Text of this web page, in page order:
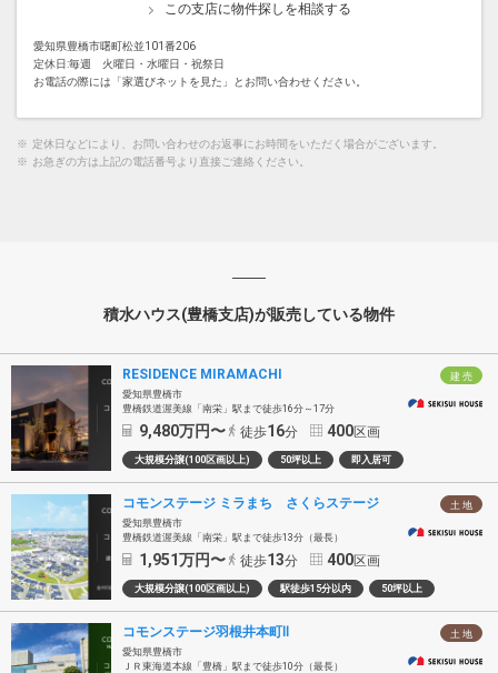
この支店に物件探しを相談する
愛知県豊橋市曙町松並101番206
定休日:毎週 火曜日・水曜日・祝祭日
お電話の際には「家選びネットを見た」とお問い合わせください。
※ 定休日などにより、お問い合わせのお返事にお時間をいただく場合がございます。
※ お急ぎの方は上記の電話番号より直接ご連絡ください。
積水ハウス(豊橋支店)が販売している物件
建 売
RESIDENCE MIRAMACHI
愛知県豊橋市
豊橋鉄道渥美線「南栄」駅まで徒歩16分～17分
9,480万円〜 徒歩16分 400区画
大規模分譲(100区画以上) 50坪以上 即入居可
土 地
コモンステージ ミラまち さくらステージ
愛知県豊橋市
豊橋鉄道渥美線「南栄」駅まで徒歩13分（最長）
1,951万円〜 徒歩13分 400区画
大規模分譲(100区画以上) 駅徒歩15分以内 50坪以上
土 地
コモンステージ羽根井本町Ⅱ
愛知県豊橋市
ＪＲ東海道本線「豊橋」駅まで徒歩10分（最長）